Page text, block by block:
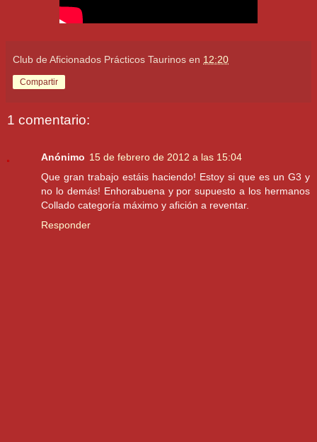
Club de Aficionados Prácticos Taurinos en 12:20
Compartir
1 comentario:
Anónimo 15 de febrero de 2012 a las 15:04
Que gran trabajo estáis haciendo! Estoy si que es un G3 y
no lo demás! Enhorabuena y por supuesto a los hermanos
Collado categoría máximo y afición a reventar.
Responder